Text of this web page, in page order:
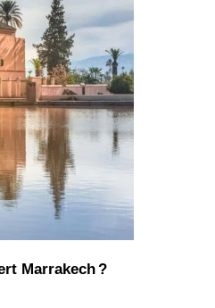
Marrakech ?